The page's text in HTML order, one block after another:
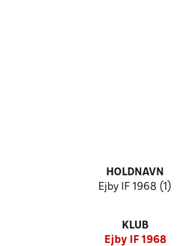
HOLDNAVN
Ejby IF 1968 (1)
KLUB
Ejby IF 1968